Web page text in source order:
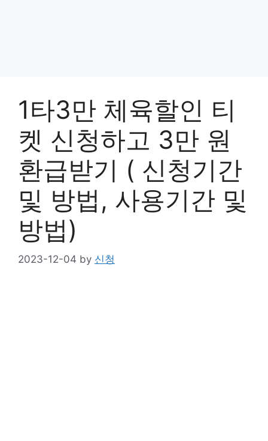
1타3만 체육할인 티
켓 신청하고 3만 원
환급받기 ( 신청기간
및 방법, 사용기간 및
방법)
2023-12-04 by 신청